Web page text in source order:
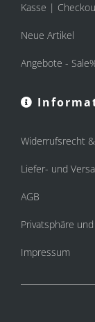
Kasse |
Neue Artikel
Angebote -
Widerrufsrecht
Liefer- und
AGB
Privatsphäre
Impressum